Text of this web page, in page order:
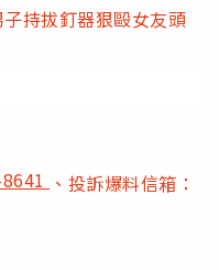
持拔釘器狠毆女友頭
、投訴爆料信箱：